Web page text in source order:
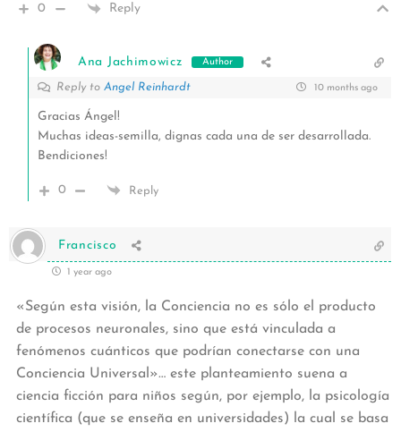
0 Reply
Ana Jachimowicz Author
Reply to Angel Reinhardt 10 months ago
Gracias Ángel!
Muchas ideas-semilla, dignas cada una de ser desarrollada.
Bendiciones!
0 Reply
Francisco
1 year ago
«Según esta visión, la Conciencia no es sólo el producto
de procesos neuronales, sino que está vinculada a
fenómenos cuánticos que podrían conectarse con una
Conciencia Universal»… este planteamiento suena a
ciencia ficción para niños según, por ejemplo, la psicología
científica (que se enseña en universidades) la cual se basa